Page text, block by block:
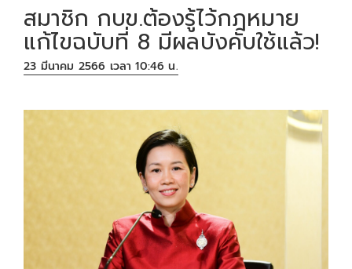
สมาชิก กบข.ต้องรู้ไว้กฎหมาย
แก้ไขฉบับที่ 8 มีผลบังคับใช้แล้ว!
23 มีนาคม 2566 เวลา 10:46 น.